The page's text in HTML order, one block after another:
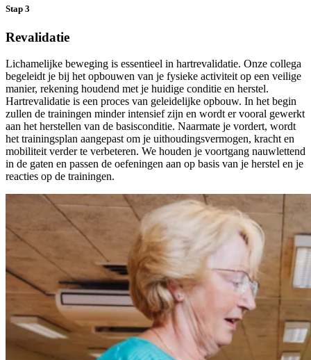
Stap 3
Revalidatie
Lichamelijke beweging is essentieel in hartrevalidatie. Onze collega
begeleidt je bij het opbouwen van je fysieke activiteit op een veilige
manier, rekening houdend met je huidige conditie en herstel.
Hartrevalidatie is een proces van geleidelijke opbouw. In het begin
zullen de trainingen minder intensief zijn en wordt er vooral gewerkt
aan het herstellen van de basisconditie. Naarmate je vordert, wordt
het trainingsplan aangepast om je uithoudingsvermogen, kracht en
mobiliteit verder te verbeteren. We houden je voortgang nauwlettend
in de gaten en passen de oefeningen aan op basis van je herstel en je
reacties op de trainingen.